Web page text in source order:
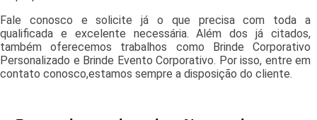
Fale conosco e solicite já o que precisa com toda a
qualificada e excelente necessária. Além dos já citados,
também oferecemos trabalhos como Brinde Corporativo
Personalizado e Brinde Evento Corporativo. Por isso, entre em
contato conosco,estamos sempre a disposição do cliente.